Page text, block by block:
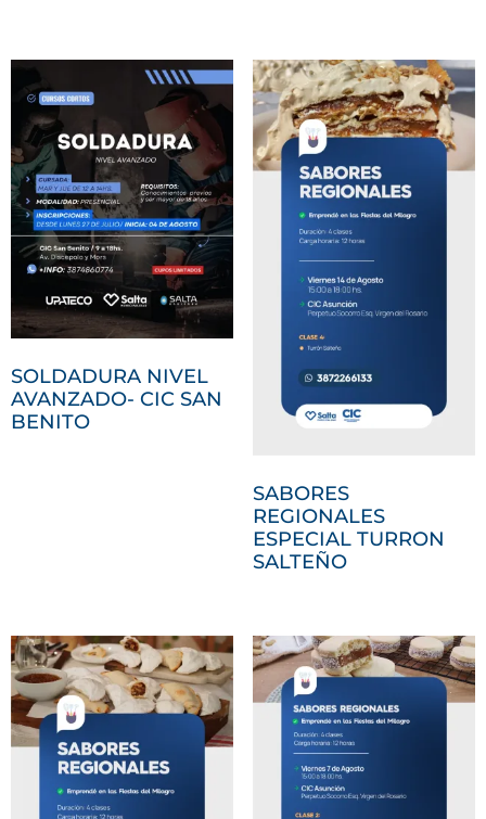
SOLDADURA NIVEL
AVANZADO- CIC SAN
BENITO
SABORES
REGIONALES
ESPECIAL TURRON
SALTEÑO